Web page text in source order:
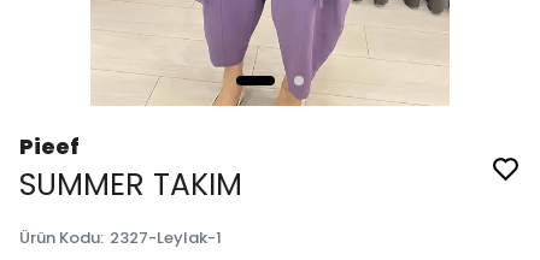
Pieef
SUMMER TAKIM
Ürün Kodu: 2327-Leylak-1